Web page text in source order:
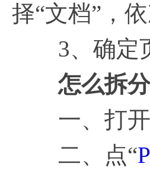
择“文档”，
3、确定页
怎么拆分
一、打开
二、点“